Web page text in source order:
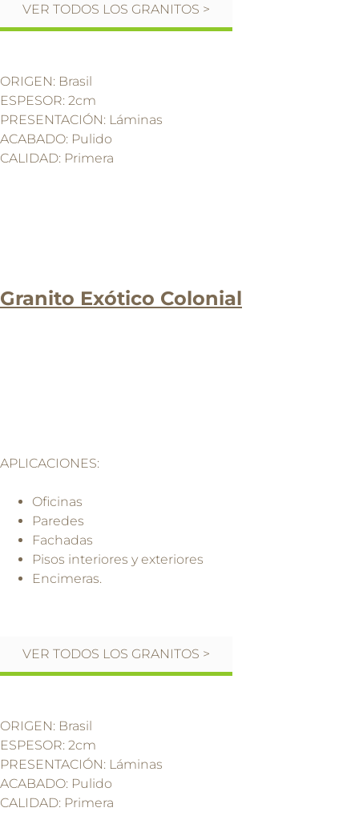
VER TODOS LOS GRANITOS >
ORIGEN: Brasil
ESPESOR: 2cm
PRESENTACIÓN: Láminas
ACABADO: Pulido
CALIDAD: Primera
Granito Exótico Colonial
APLICACIONES:
Oficinas
Paredes
Fachadas
Pisos interiores y exteriores
Encimeras.
VER TODOS LOS GRANITOS >
ORIGEN: Brasil
ESPESOR: 2cm
PRESENTACIÓN: Láminas
ACABADO: Pulido
CALIDAD: Primera